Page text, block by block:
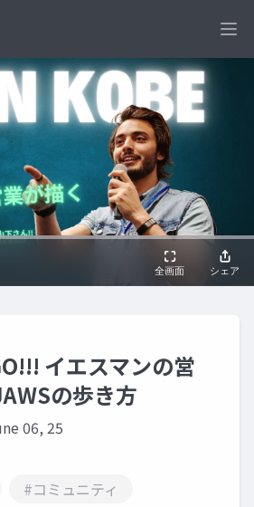
イエスマンの営
の歩き方
06, 25
#コミュニティ